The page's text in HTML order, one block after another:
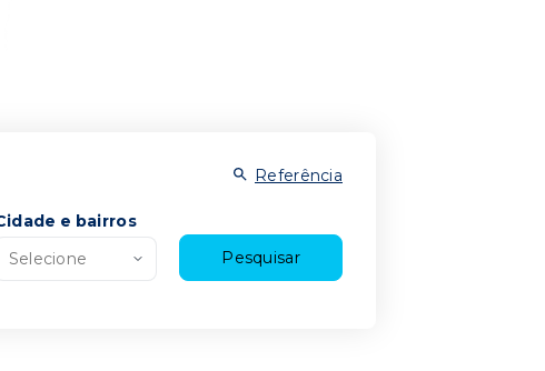
Referência
e bairros
Selecione
Pesquisar